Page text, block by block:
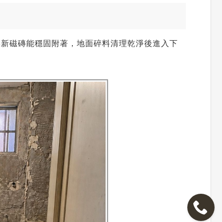
磁磚能穩固附著，地面碎料清理乾淨後進入下